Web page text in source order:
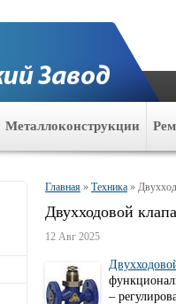
Металлоконструкции
Главная » Техника »
Двухходовой
12 Авг 2025
–